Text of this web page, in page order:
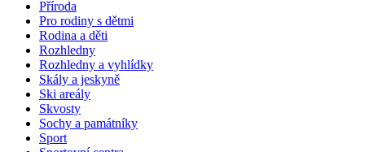
Příroda
Pro rodiny s dětmi
Rodina a děti
Rozhledny
Rozhledny a vyhlídky
Skály a jeskyně
Ski areály
Skvosty
Sochy a památníky
Sport